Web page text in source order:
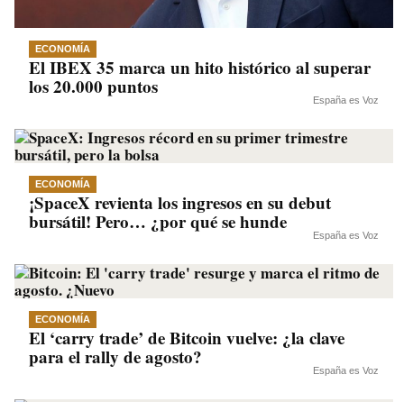
ECONOMÍA
El IBEX 35 marca un hito histórico al superar
los 20.000 puntos
España es Voz
ECONOMÍA
¡SpaceX revienta los ingresos en su debut
bursátil! Pero… ¿por qué se hunde
España es Voz
ECONOMÍA
El ‘carry trade’ de Bitcoin vuelve: ¿la clave
para el rally de agosto?
España es Voz